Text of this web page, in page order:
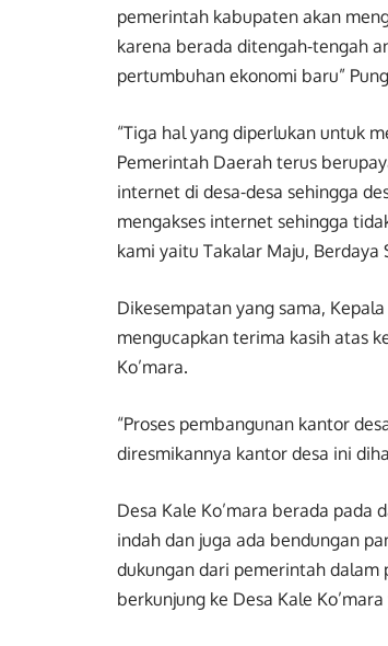
pemerintah kabupaten akan
karena berada ditengah-tengah
pertumbuhan ekonomi baru”
“Tiga hal yang diperlukan untuk
Pemerintah Daerah terus
internet di desa-desa sehingga
mengakses internet sehingga
kami yaitu Takalar Maju, Berdaya
Dikesempatan yang sama,
mengucapkan terima kasih atas
Ko’mara.
“Proses pembangunan kantor
diresmikannya kantor desa ini
Desa Kale Ko’mara berada
indah dan juga ada bendungan
dukungan dari pemerintah
berkunjung ke Desa Kale